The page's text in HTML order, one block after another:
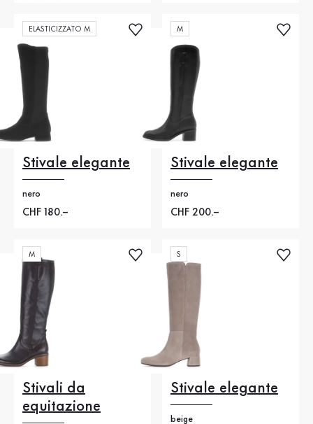
ELASTICIZZATO M
Stivale elegante
nero
Nuovo prezzo
CHF 180.–
M
Stivale elegante
nero
Nuovo prezzo
CHF 200.–
M
Stivali da
equitazione
S
Stivale elegante
beige